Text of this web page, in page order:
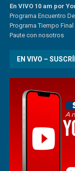
En VIVO 10 am por
Programa Encuentro
Programa Tiempo Final
Paute con nosotros
EN VIVO –